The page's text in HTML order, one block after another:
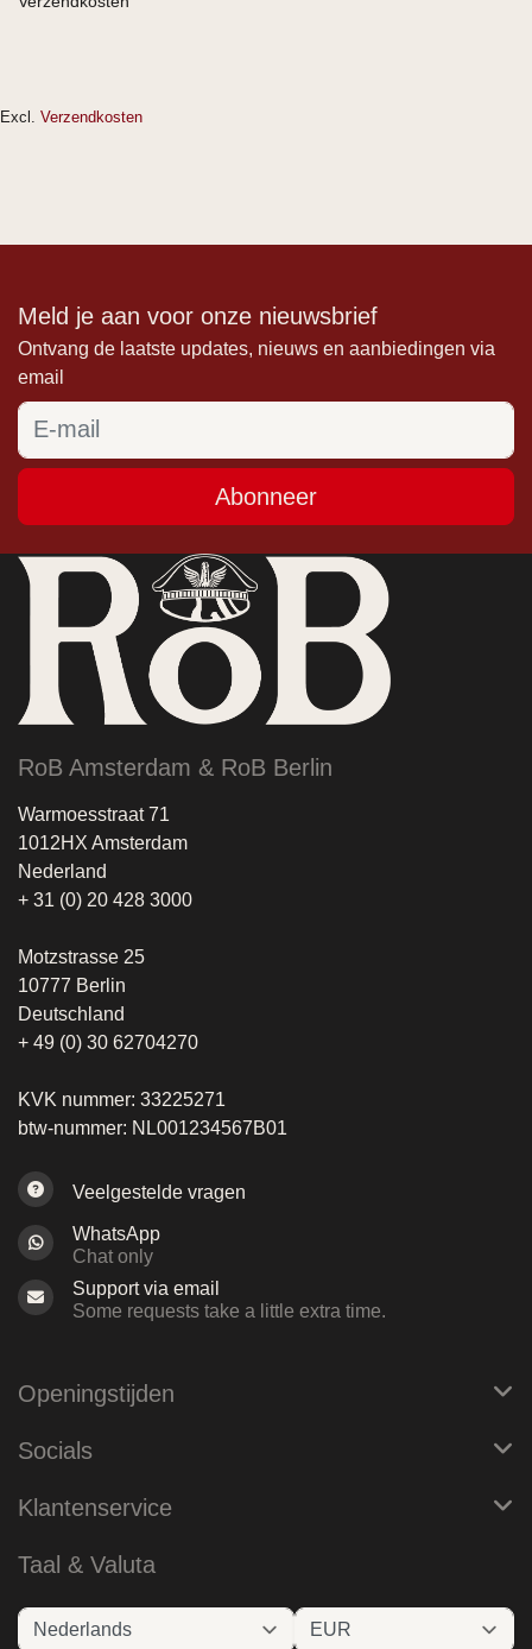
Excl. Verzendkosten
Meld je aan voor onze nieuwsbrief
Ontvang de laatste updates, nieuws en aanbiedingen via
email
Abonneer
RoB Amsterdam & RoB Berlin
Warmoesstraat 71
1012HX Amsterdam
Nederland
+ 31 (0) 20 428 3000
Motzstrasse 25
10777 Berlin
Deutschland
+ 49 (0) 30 62704270
KVK nummer: 33225271
btw-nummer: NL001234567B01
Veelgestelde vragen
WhatsApp
Chat only
Support via email
Some requests take a little extra time.
Openingstijden
Socials
Klantenservice
Taal & Valuta